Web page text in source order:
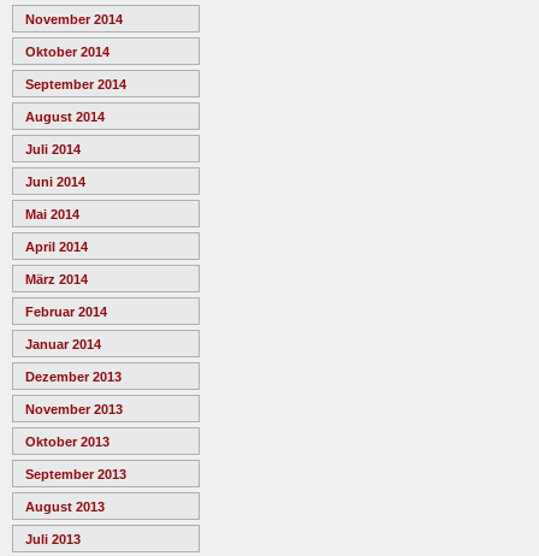
November 2014
Oktober 2014
September 2014
August 2014
Juli 2014
Juni 2014
Mai 2014
April 2014
März 2014
Februar 2014
Januar 2014
Dezember 2013
November 2013
Oktober 2013
September 2013
August 2013
Juli 2013